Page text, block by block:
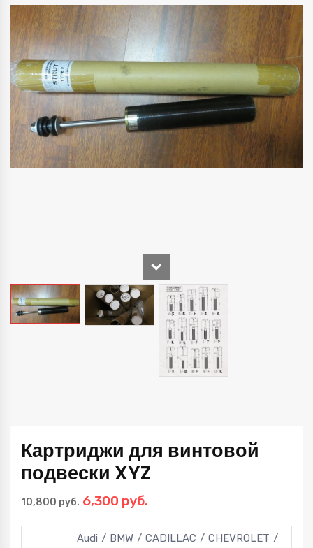
Картриджи для винтовой
подвески XYZ
10,800руб. Первоначальная
составляла
6,300 руб.
6,300 руб..
Audi BMW CADILLAC
CHEVROLET